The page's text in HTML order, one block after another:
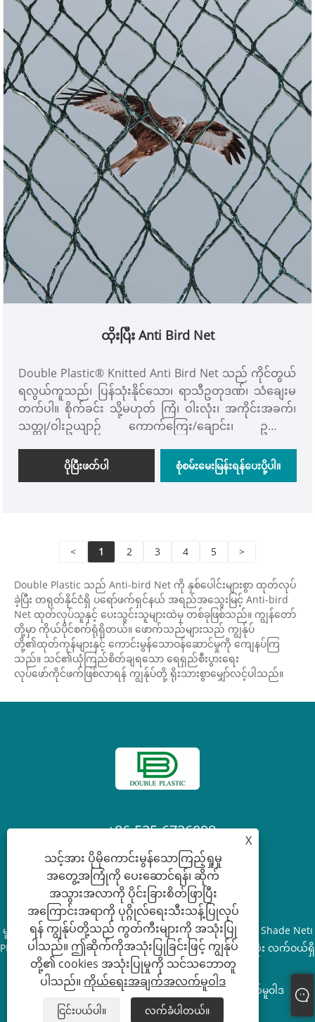
တကယ် မျှော်လင့်ပါသည်။
ထိုးပြီး Anti Bird Net
Double Plastic® Knitted Anti Bird Net သည် ကိုင်တွယ်
ရလွယ်ကူသည်၊ ပြန်သုံးနိုင်သော၊ ရာသီဥတုဒဏ်၊ သံချေးမ
တက်ပါ။ စိုက်ခင်း သို့မဟုတ် ကြံ၊ ဝါးလုံး၊ အကိုင်းအခက်၊
သတ္တု/ဝါးဥယျာဉ် ကောက်ကြေး/ချောင်း၊ ဥယျာဉ်
တံခါးအမြွှာ၊ လှေကား၊ လှံတံ၊ ကေဘယ်၊ ချည်၊ ချည်၊ ကြိုး
မျှင် သို့မဟုတ် ဝါယာကြိုးကွန်တင်၊ သို့မဟုတ် ပံ့ပိုးပေးနိုင်
အပင်များ၊ ပန်းများနှင့် ပျိုးပင်များကို ကာကွယ်ရန် ဒီဇိုင်း
ထုတ်ထားပါသည်။
ပိုပြီးဖတ်ပါ စုံစမ်းမေးမြန်းရန်ပေးပို့ပါ။
< 1 2 3 4 5 >
Double Plastic သည် Anti-bird Net ကို နှစ်ပေါင်းများစွာ ထုတ်လုပ်
ခဲ့ပြီး တရုတ်နိုင်ငံရှိ ပရော်ဖက်ရှင်နယ် အရည်အသွေးမြင့် Anti-bird
Net ထုတ်လုပ်သူနှင့် ပေးသွင်းသူများထဲမှ တစ်ခုဖြစ်သည်။ ကျွန်တော်
တို့မှာ ကိုယ်ပိုင်စက်ရုံရှိတယ်။ ဖောက်သည်များသည် ကျွန်ုပ်
တို့၏ထုတ်ကုန်များနှင့် ကောင်းမွန်သောဝန်ဆောင်မှုကို ကျေနပ်ကြ
သည်။ သင်၏ယုံကြည်စိတ်ချရသော ရေရှည်စီးပွားရေး
လုပ်ဖော်ကိုင်ဖက်ဖြစ်လာရန် ကျွန်ုပ်တို့ ရိုးသားစွာမျှော်လင့်ပါသည်။
+86-535-6726098
Laura@ytdouble.com
မူပိုင်ခွင့် © 2022 Yantai Double Plastic Industry Co.,Ltd. - Shade Net၊
PE တာပေါ်လင်၊ Scaffolding Safety Net - အခွင့်အရေးအားလုံး လက်ဝယ်ရှိ
သည်။
Links
Sitemap RSS XML ကိုယ်ရေးအချက်အလက်မူဝါဒ
X
သင့်အား ပိုမိုကောင်းမွန်သောကြည့်ရှုမှု
အတွေ့အကြုံကို ပေးဆောင်ရန်၊ ဆိုက်
အသွားအလာကို ပိုင်းခြားစိတ်ဖြာပြီး
အကြောင်းအရာကို ပုဂ္ဂိုလ်ရေးသီးသန့်ပြုလုပ်
ရန် ကျွန်ုပ်တို့သည် ကွတ်ကီးများကို အသုံးပြု
ပါသည်။ ဤဆိုက်ကိုအသုံးပြုခြင်းဖြင့် ကျွန်ုပ်
တို့၏ cookies အသုံးပြုမှုကို သင်သဘောတူ
ပါသည်။ ကိုယ်ရေးအချက်အလက်မူဝါဒ
ငြင်းပယ်ပါ။ လက်ခံပါတယ်။